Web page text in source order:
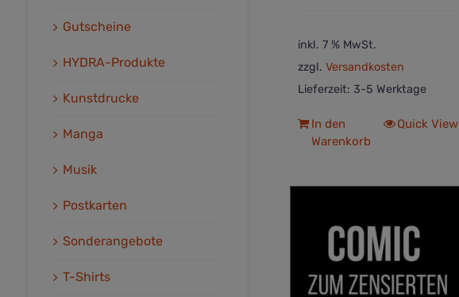
inkl. 7 % MwSt.
zzgl. Versandkosten
Lieferzeit: 3-5 Werktage
In den
Warenkorb
Quick View
Gutscheine
HYDRA-Produkte
Kunstdrucke
Manga
Musik
Postkarten
Sonderangebote
T-Shirts